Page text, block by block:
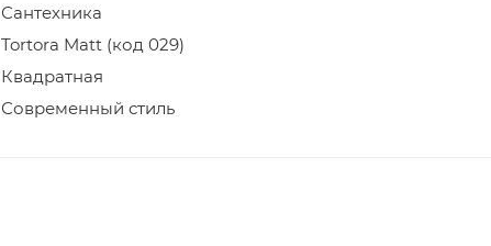
Сантехника
Tortora Matt (код 029)
Квадратная
Современный стиль